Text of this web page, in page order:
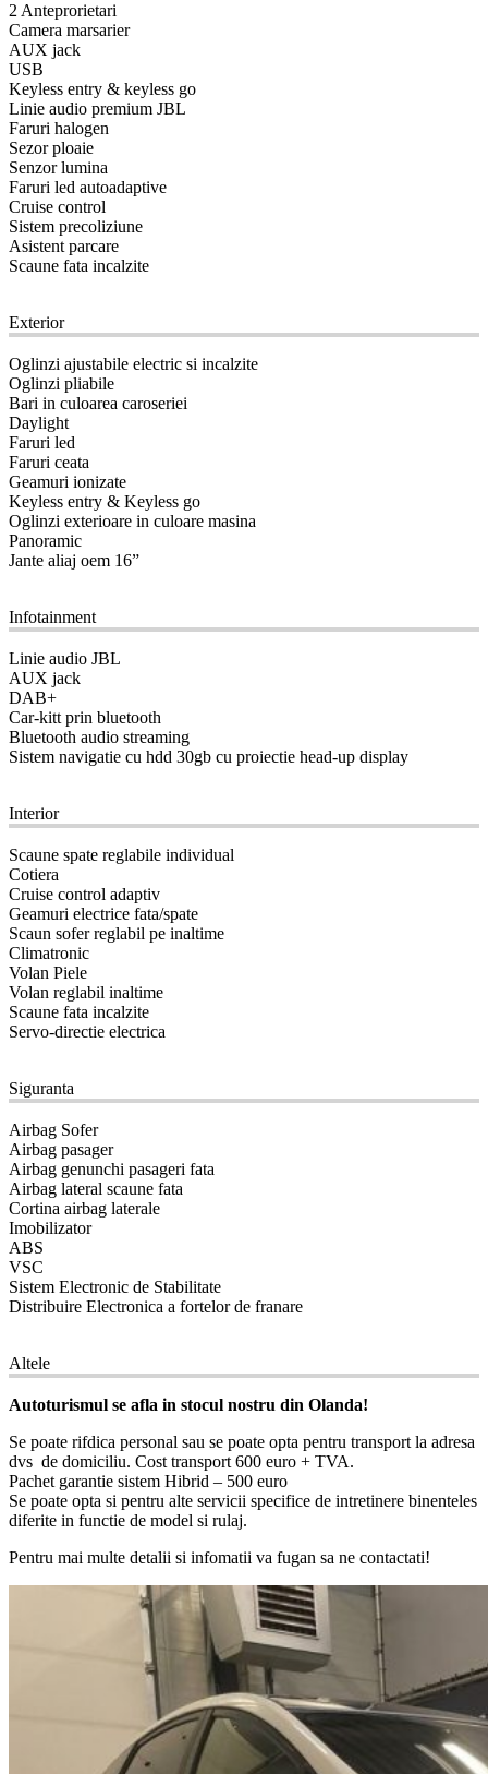
2 Anteprorietari
Camera marsarier
AUX jack
USB
Keyless entry & keyless go
Linie audio premium JBL
Faruri halogen
Sezor ploaie
Senzor lumina
Faruri led autoadaptive
Cruise control
Sistem precoliziune
Asistent parcare
Scaune fata incalzite
Exterior
Oglinzi ajustabile electric si incalzite
Oglinzi pliabile
Bari in culoarea caroseriei
Daylight
Faruri led
Faruri ceata
Geamuri ionizate
Keyless entry & Keyless go
Oglinzi exterioare in culoare masina
Panoramic
Jante aliaj oem 16”
Infotainment
Linie audio JBL
AUX jack
DAB+
Car-kitt prin bluetooth
Bluetooth audio streaming
Sistem navigatie cu hdd 30gb cu proiectie head-up display
Interior
Scaune spate reglabile individual
Cotiera
Cruise control adaptiv
Geamuri electrice fata/spate
Scaun sofer reglabil pe inaltime
Climatronic
Volan Piele
Volan reglabil inaltime
Scaune fata incalzite
Servo-directie electrica
Siguranta
Airbag Sofer
Airbag pasager
Airbag genunchi pasageri fata
Airbag lateral scaune fata
Cortina airbag laterale
Imobilizator
ABS
VSC
Sistem Electronic de Stabilitate
Distribuire Electronica a fortelor de franare
Altele
Autoturismul se afla in stocul nostru din Olanda!
Se poate rifdica personal sau se poate opta pentru transport la adresa
dvs de domiciliu. Cost transport 600 euro + TVA.
Pachet garantie sistem Hibrid – 500 euro
Se poate opta si pentru alte servicii specifice de intretinere binenteles
diferite in functie de model si rulaj.
Pentru mai multe detalii si infomatii va fugan sa ne contactati!